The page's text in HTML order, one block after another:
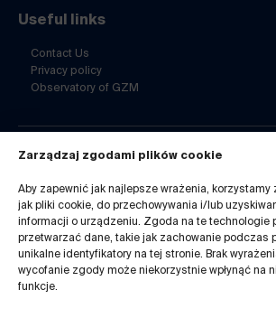
Zarządzaj zgodami plików cookie
Aby zapewnić jak najlepsze wrażenia, korzystamy
jak pliki cookie, do przechowywania i/lub
informacji o urządzeniu. Zgoda na te technologie
przetwarzać dane, takie jak zachowanie podczas
unikalne identyfikatory na tej stronie. Brak
wycofanie zgody może niekorzystnie wpłynąć na
funkcje.
Contact Us
ul. Barbary 21a
40-053 Katowice
32 7180-741
infogzm@metropoliagzm.pl
Useful links
Contact Us
Privacy policy
Observatory of GZM